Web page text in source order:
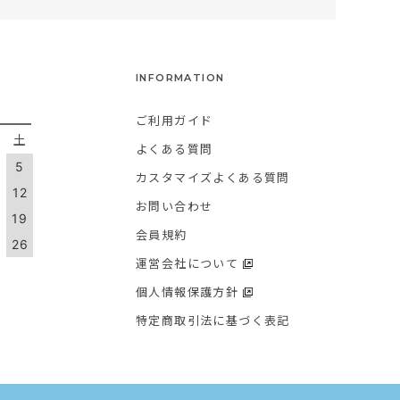
土
5
12
19
26
INFORMATION
ご利用ガイド
よくある質問
カスタマイズよくある質問
お問い合わせ
会員規約
運営会社について
個人情報保護方針
特定商取引法に基づく表記